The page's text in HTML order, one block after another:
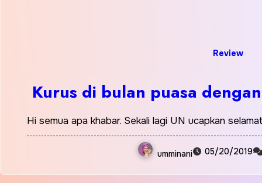
Review
Kurus di bulan puasa
Hi semua apa khabar. Sekali lagi UN ucapkan
umminani 05/20/2019